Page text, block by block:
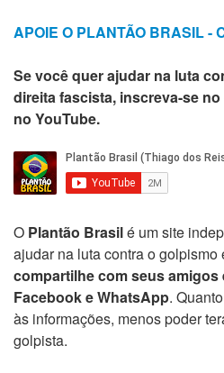
APOIE O PLANTÃO BRASIL -
Se você quer ajudar na luta
direita fascista, inscreva-se
no YouTube.
O Plantão Brasilé um site
ajudar na luta contra o golpismo
compartilhe com seus amigos
Facebook e WhatsApp.
às informações, menos poder
golpista.